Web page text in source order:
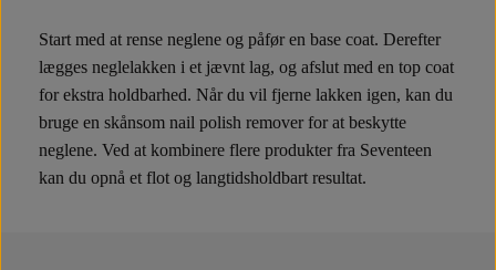
Start med at rense neglene og påfør en base coat. Derefter
lægges neglelakken i et jævnt lag, og afslut med en top coat
for ekstra holdbarhed. Når du vil fjerne lakken igen, kan du
bruge en skånsom nail polish remover for at beskytte
neglene. Ved at kombinere flere produkter fra Seventeen
kan du opnå et flot og langtidsholdbart resultat.